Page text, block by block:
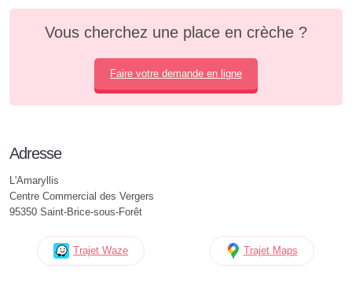
Vous cherchez une place en crèche ?
Faire votre demande en ligne
Adresse
L'Amaryllis
Centre Commercial des Vergers
95350 Saint-Brice-sous-Forêt
Trajet Waze Trajet Maps